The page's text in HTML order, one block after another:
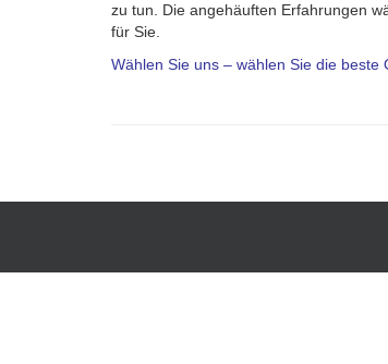
zu tun. Die angehäuften Erfahrungen
für Sie.
Wählen Sie uns – wählen Sie die beste